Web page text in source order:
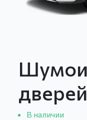
В наличии